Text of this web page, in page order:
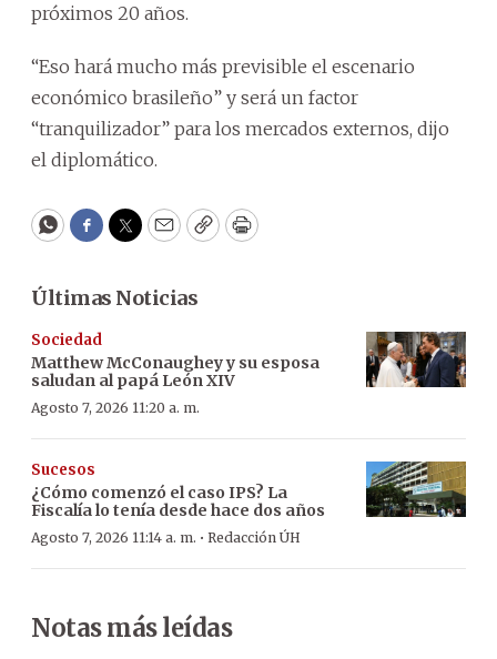
próximos 20 años.
“Eso hará mucho más previsible el escenario
económico brasileño” y será un factor
“tranquilizador” para los mercados externos, dijo
el diplomático.
WhatsApp
Facebook
Twitter
EmailCopyPrint
Últimas Noticias
Sociedad
Matthew McConaughey y su esposa
saludan al papá León XIV
Agosto 7, 2026 11:20 a. m.
Sucesos
¿Cómo comenzó el caso IPS? La
Fiscalía lo tenía desde hace dos años
Agosto 7, 2026 11:14 a. m. · Redacción ÚH
Notas más leídas